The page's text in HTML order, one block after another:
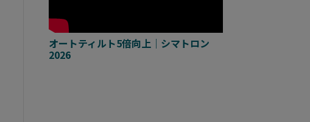
オートティルト5倍向上｜シマトロン
2026